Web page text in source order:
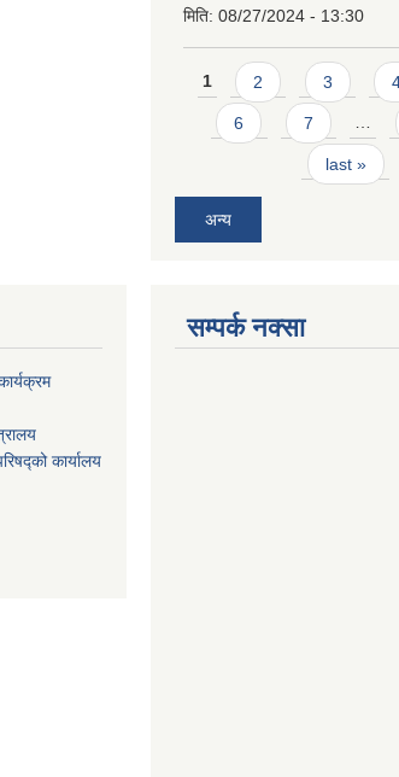
मिति: 08/27/2024 - 13:30
Pages
1 2 3
6 7 …
last »
अन्य
कार्यालय
सम्पर्क नक्सा